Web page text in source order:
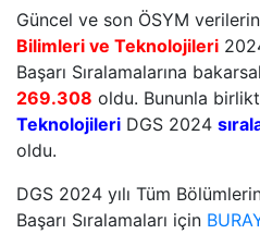
Güncel ve son ÖSYM
Bilimleri ve Teknolojileri
Başarı Sıralamalarına
269.308 oldu. Bununla
Teknolojileri DGS 2024
oldu.
DGS 2024 yılı Tüm
Başarı Sıralamaları için